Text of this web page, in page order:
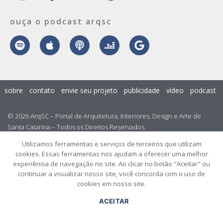
ouça o podcast arqsc
© 2026 ArqSC – Portal de Arquitetura, Interiores, Design e Arte de
Santa Catarina – Todos os Direitos Reservados.
sobre contato envie seu projeto publicidade vídeo podcast
Utilizamos ferramentas e serviços de terceiros que utilizam
cookies. Essas ferramentas nos ajudam a oferecer uma melhor
experiência de navegação no site. Ao clicar no botão "Aceitar" ou
continuar a visualizar nosso site, você concorda com o uso de
cookies em nosso site.
ACEITAR